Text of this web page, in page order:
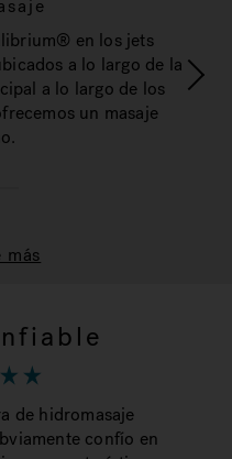
en los jets
a lo largo de la
a lo largo de los
un masaje
más
de hidromasaje
confío en